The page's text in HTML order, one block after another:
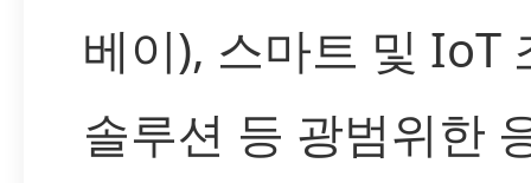
베이), 스마트 및 IoT
솔루션 등 광범위한